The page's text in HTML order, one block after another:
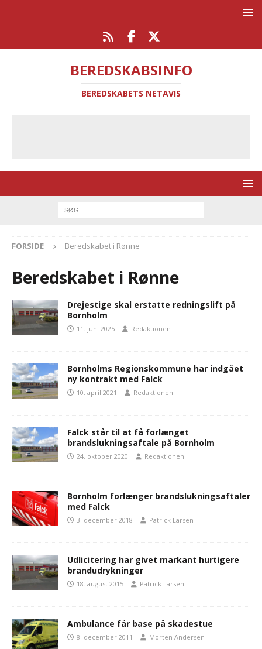
BEREDSKABSINFO
BEREDSKABETS NETAVIS
FORSIDE Beredskabet i Rønne
Beredskabet i Rønne
Drejestige skal erstatte redningslift på
Bornholm
11. juni 2025 Redaktionen
Bornholms Regionskommune har indgået
ny kontrakt med Falck
10. april 2021 Redaktionen
Falck står til at få forlænget
brandslukningsaftale på Bornholm
24. oktober 2020 Redaktionen
Bornholm forlænger brandslukningsaftaler
med Falck
3. december 2018 Patrick Larsen
Udlicitering har givet markant hurtigere
brandudrykninger
18. august 2015 Patrick Larsen
Ambulance får base på skadestue
8. december 2011 Morten Andersen